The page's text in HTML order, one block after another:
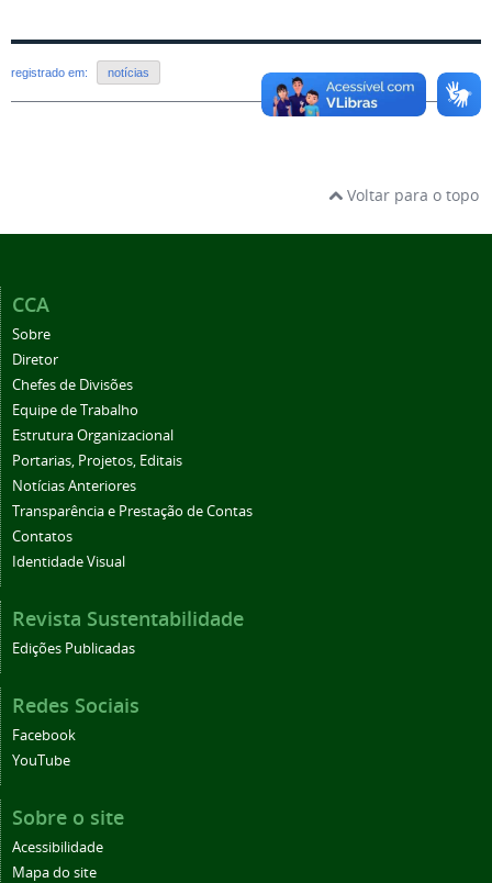
registrado em: notícias
Voltar para o topo
CCA
Sobre
Diretor
Chefes de Divisões
Equipe de Trabalho
Estrutura Organizacional
Portarias, Projetos, Editais
Notícias Anteriores
Transparência e Prestação de Contas
Contatos
Identidade Visual
Revista Sustentabilidade
Edições Publicadas
Redes Sociais
Facebook
YouTube
Sobre o site
Acessibilidade
Mapa do site